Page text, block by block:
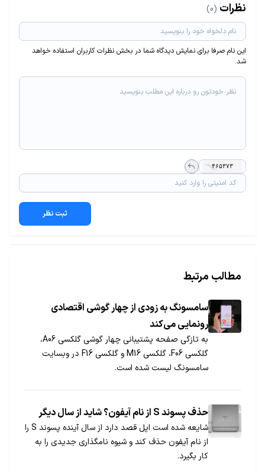
نظرات (0)
این نام صرفا برای نمایش دیدگاه شما در بخش نظرات کاربران استفاده خواهد
شد.
ثبت نظر
مطالب مرتبط
سامسونگ به زودی از چهار گوشی اقتصادی
رونمایی می‌کند
به تازگی صفحه پشتیبانی چهار گوشی گلکسی A06،
گلکسی F06، گلکسی M16 و گلکسی F16 در وبسایت
سامسونگ لیست شده است.
حذف پسوند S از نام آیفون؟ شاید از سال دیگر
شایعه شده است اپل قصد دارد از سال آینده پسوند S را
از نام آیفون حذف کند و شیوه نامگذاری جدیدی را به
کار بگیرد.